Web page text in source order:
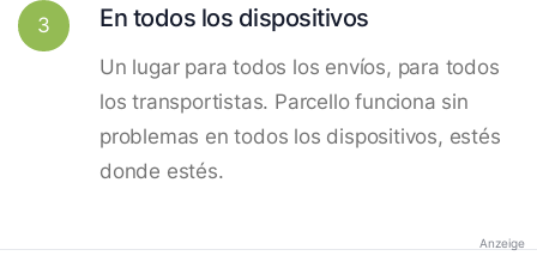
3 En todos los dispositivos
Un lugar para todos los envíos, para todos
los transportistas. Parcello funciona sin
problemas en todos los dispositivos, estés
donde estés.
Anzeige